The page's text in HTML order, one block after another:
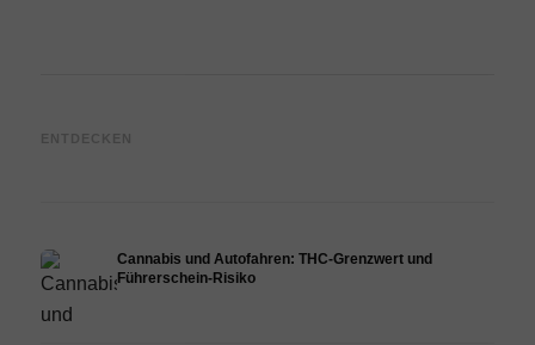
ENTDECKEN
Dopamin, Selbstmedikation
Cannabis und Autofahren: THC-Grenzwert und
Führerschein-Risiko